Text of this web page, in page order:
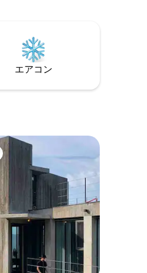
れにプライベートデッ
流れで穏やかな休暇を
ウト時間午後1:00
エアコン
の平均評価